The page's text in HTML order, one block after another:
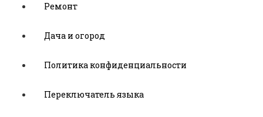
Ремонт
Дача и огород
Политика конфиденциальности
Переключатель языка